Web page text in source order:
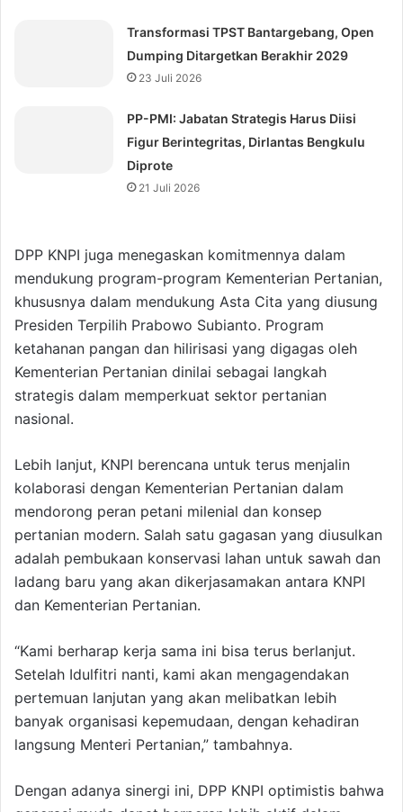
Transformasi TPST Bantargebang, Open
Dumping Ditargetkan Berakhir 2029
23 Juli 2026
⁠PP-PMI: Jabatan Strategis Harus Diisi
Figur Berintegritas, Dirlantas Bengkulu
Diprote
21 Juli 2026
DPP KNPI juga menegaskan komitmennya dalam
mendukung program-program Kementerian Pertanian,
khususnya dalam mendukung Asta Cita yang diusung
Presiden Terpilih Prabowo Subianto. Program
ketahanan pangan dan hilirisasi yang digagas oleh
Kementerian Pertanian dinilai sebagai langkah
strategis dalam memperkuat sektor pertanian
nasional.
Lebih lanjut, KNPI berencana untuk terus menjalin
kolaborasi dengan Kementerian Pertanian dalam
mendorong peran petani milenial dan konsep
pertanian modern. Salah satu gagasan yang diusulkan
adalah pembukaan konservasi lahan untuk sawah dan
ladang baru yang akan dikerjasamakan antara KNPI
dan Kementerian Pertanian.
“Kami berharap kerja sama ini bisa terus berlanjut.
Setelah Idulfitri nanti, kami akan mengagendakan
pertemuan lanjutan yang akan melibatkan lebih
banyak organisasi kepemudaan, dengan kehadiran
langsung Menteri Pertanian,” tambahnya.
Dengan adanya sinergi ini, DPP KNPI optimistis bahwa